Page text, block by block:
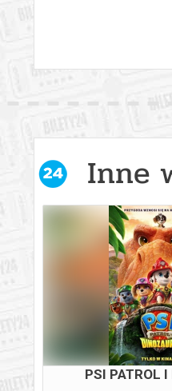
Inne
PSI PATROL I